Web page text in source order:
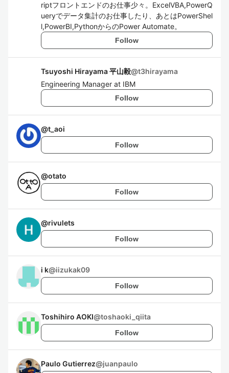
riptフロントエンドのお仕事少々。ExcelVBA,PowerQ
ueryでデータ集計のお仕事したり、あとはPowerShel
l,PowerBI,PythonからのPower Automate。
Follow
Tsuyoshi Hirayama 平山毅@t3hirayama
Engineering Manager at IBM
Follow
@t_aoi
Follow
@otato
Follow
@rivulets
Follow
i k@iizukak09
Follow
Toshihiro AOKI@toshaoki_qiita
Follow
Paulo Gutierrez@juanpaulo